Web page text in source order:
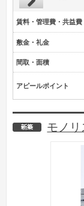
賃料・管理費・共益費
敷金・礼金
間取・面積
アピールポイント
新築
モノリ